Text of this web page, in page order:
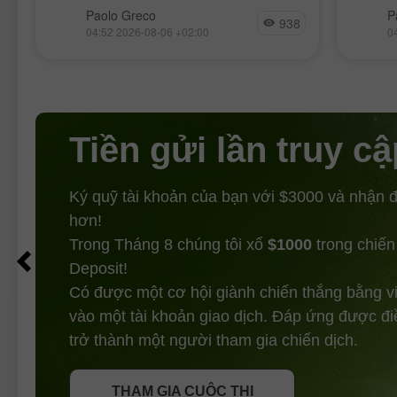
Cặp tiền tệ GBP/USD tiếp tục nhích
tăng nhẹ vào ngày thứ Tư, điều này
Paolo Greco
04:52 2026-08-06 +02:00 938
Vào
THAM GIA CUỘC THI
Tiền gửi lần truy
Ký quỹ tài khoản của bạn với $3000 và nhận
hơn!
Trong Tháng 8 chúng tôi xổ $1000 trong
Deposit!
Có được một cơ hội giành chiến thắng bằng
vào một tài khoản giao dịch. Đáp ứng được
trở thành một người tham gia chiến dịch.
THAM GIA CUỘC THI
THAM GIA CUỘC THI
NHẬN THƯỞNG